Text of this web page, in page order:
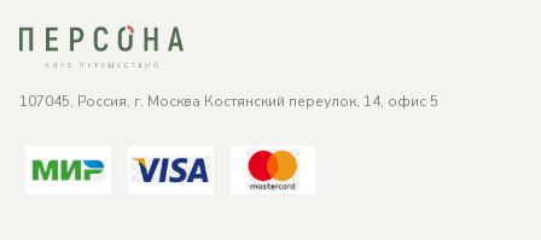
107045, Россия, г. Москва Костянский переулок, 14, офис 5